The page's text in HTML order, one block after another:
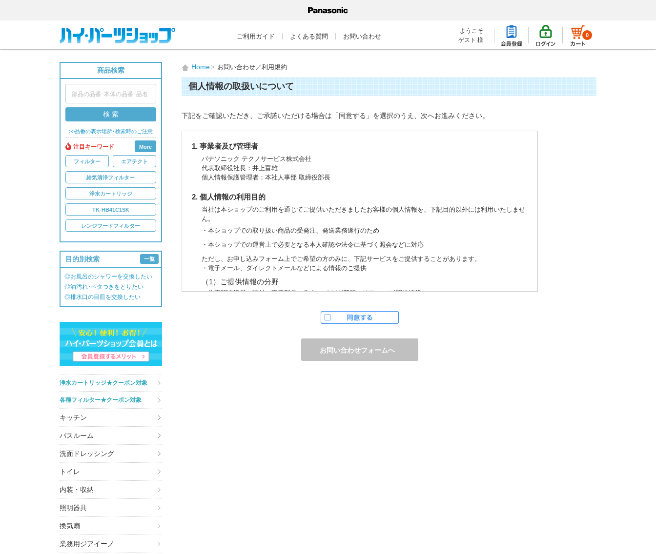
ご利用ガイド よくある質問 お問い合わせ
ようこそ
ゲスト 様
0
商品検索
検 索
>>品番の表示場所･検索時のご注意
注目キーワード More
フィルター エアテクト
給気清浄フィルター
浄水カートリッジ
TK-HB41C1SK
レンジフードフィルター
目的別検索 一覧
◎お風呂のシャワーを交換したい
◎油汚れ･ベタつきをとりたい
◎排水口の目皿を交換したい
浄水カートリッジ★クーポン対象
各種フィルター★クーポン対象
キッチン
バスルーム
洗面ドレッシング
トイレ
内装・収納
照明器具
換気扇
業務用ジアイーノ
Home お問い合わせ／利用規約
個人情報の取扱いについて
下記をご確認いただき、ご承諾いただける場合は「同意する」を選択のうえ、次へお進みください。
1. 事業者及び管理者
パナソニック テクノサービス株式会社
代表取締役社長：井上富雄
個人情報保護管理者：本社人事部 取締役部長
2. 個人情報の利用目的
当社は本ショップのご利用を通じてご提供いただきましたお客様の個人情報を、下記目的以外には利用いたしませ
ん。
・本ショップでの取り扱い商品の受発注、発送業務遂行のため
・本ショップでの運営上で必要となる本人確認や法令に基づく照会などに対応
ただし、お申し込みフォーム上でご希望の方のみに、下記サービスをご提供することがあります。
・電子メール、ダイレクトメールなどによる情報のご提供
（1）ご提供情報の分野
・住宅関連設備・建材、家電製品、住まいづくり(新築・リフォーム)関連情報
・キャンペーン、フェアー、イベントに関する情報ご提供
・アンケート、商品モニターに関する情報ご提供など